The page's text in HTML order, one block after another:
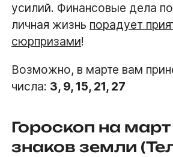
усилий. Финансовые дела
личная жизнь порадует
сюрпризами!
Возможно, в марте вам
числа: 3, 9, 15, 21, 27
Гороскоп на
знаков земли